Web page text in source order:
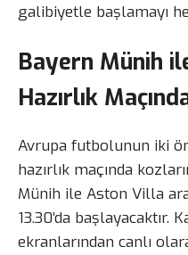
galibiyetle başlamayı
Bayern Münih
Hazırlık
Avrupa futbolunun iki
hazırlık maçında
Münih ile Aston Villa
13.30’da başlayacaktır.
ekranlarından canlı